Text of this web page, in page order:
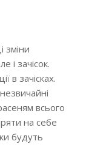
зміни
і зачісок.
в зачісках.
всього
на себе
будуть